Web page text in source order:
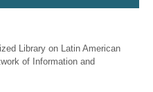
Library on Latin American
of Information and